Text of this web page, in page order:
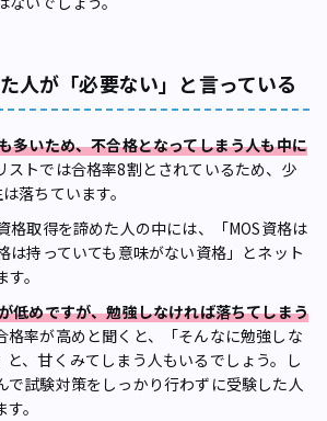
人が「必要ない」と言っている
多いため、不合格となってしまう人も中に
ストでは合格率8割とされているため、少
落ちています。
格取得を諦めた人の中には、「MOS資格は
は持っていても意味がない資格」とネット
。
低めですが、勉強しなければ落ちてしまう
格率が高めと聞くと、「そんなに勉強しな
と、甘くみてしまう人もいるでしょう。し
で試験対策をしっかり行わずに受験した人
。